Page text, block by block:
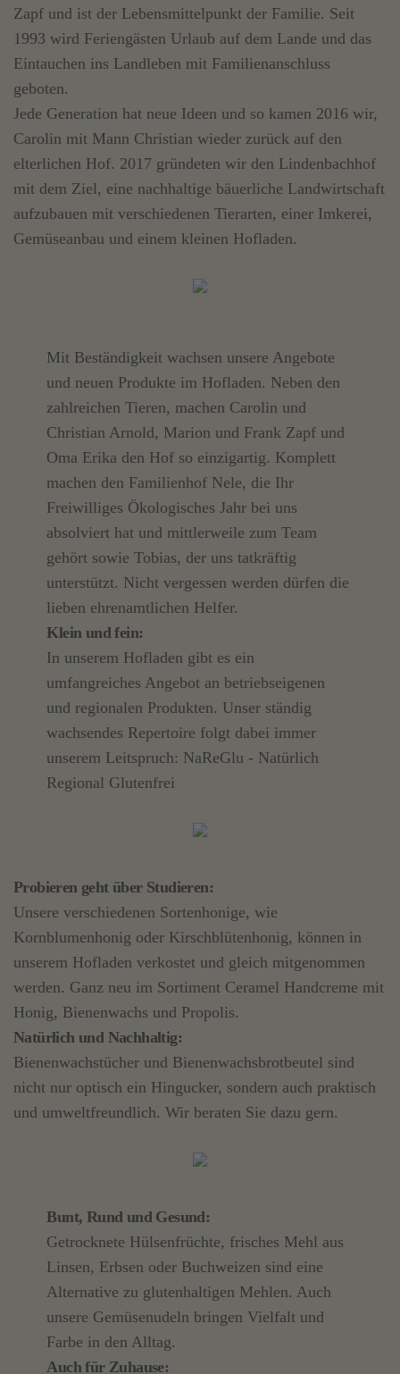
Zapf und ist der Lebensmittelpunkt der Familie. Seit
1993 wird Feriengästen Urlaub auf dem Lande und das
Eintauchen ins Landleben mit Familienanschluss
geboten.
Jede Generation hat neue Ideen und so kamen 2016 wir,
Carolin mit Mann Christian wieder zurück auf den
elterlichen Hof. 2017 gründeten wir den Lindenbachhof
mit dem Ziel, eine nachhaltige bäuerliche Landwirtschaft
aufzubauen mit verschiedenen Tierarten, einer Imkerei,
Gemüseanbau und einem kleinen Hofladen.
Mit Beständigkeit wachsen unsere Angebote
und neuen Produkte im Hofladen. Neben den
zahlreichen Tieren, machen Carolin und
Christian Arnold, Marion und Frank Zapf und
Oma Erika den Hof so einzigartig. Komplett
machen den Familienhof Nele, die Ihr
Freiwilliges Ökologisches Jahr bei uns
absolviert hat und mittlerweile zum Team
gehört sowie Tobias, der uns tatkräftig
unterstützt. Nicht vergessen werden dürfen die
lieben ehrenamtlichen Helfer.
Klein und fein:
In unserem Hofladen gibt es ein
umfangreiches Angebot an betriebseigenen
und regionalen Produkten. Unser ständig
wachsendes Repertoire folgt dabei immer
unserem Leitspruch: NaReGlu - Natürlich
Regional Glutenfrei
Probieren geht über Studieren:
Unsere verschiedenen Sortenhonige, wie
Kornblumenhonig oder Kirschblütenhonig, können in
unserem Hofladen verkostet und gleich mitgenommen
werden. Ganz neu im Sortiment Ceramel Handcreme mit
Honig, Bienenwachs und Propolis.
Natürlich und Nachhaltig:
Bienenwachstücher und Bienenwachsbrotbeutel sind
nicht nur optisch ein Hingucker, sondern auch praktisch
und umweltfreundlich. Wir beraten Sie dazu gern.
Bunt, Rund und Gesund:
Getrocknete Hülsenfrüchte, frisches Mehl aus
Linsen, Erbsen oder Buchweizen sind eine
Alternative zu glutenhaltigen Mehlen. Auch
unsere Gemüsenudeln bringen Vielfalt und
Farbe in den Alltag.
Auch für Zuhause: